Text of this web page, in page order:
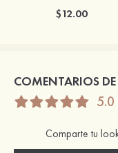
$12.00
COMENTARIOS DE
5.0
Comparte tu